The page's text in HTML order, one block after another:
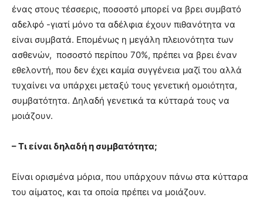
ένας στους τέσσερις, ποσοστό μπορεί να βρει συμβατό
αδελφό -γιατί μόνο τα αδέλφια έχουν πιθανότητα να
είναι συμβατά. Επομένως η μεγάλη πλειονότητα των
ασθενών, ποσοστό περίπου 70%, πρέπει να βρει έναν
εθελοντή, που δεν έχει καμία συγγένεια μαζί του αλλά
τυχαίνει να υπάρχει μεταξύ τους γενετική ομοιότητα,
συμβατότητα. Δηλαδή γενετικά τα κύτταρά τους να
μοιάζουν.
– Τι είναι δηλαδή η συμβατότητα;
Είναι ορισμένα μόρια, που υπάρχουν πάνω στα κύτταρα
του αίματος, και τα οποία πρέπει να μοιάζουν.